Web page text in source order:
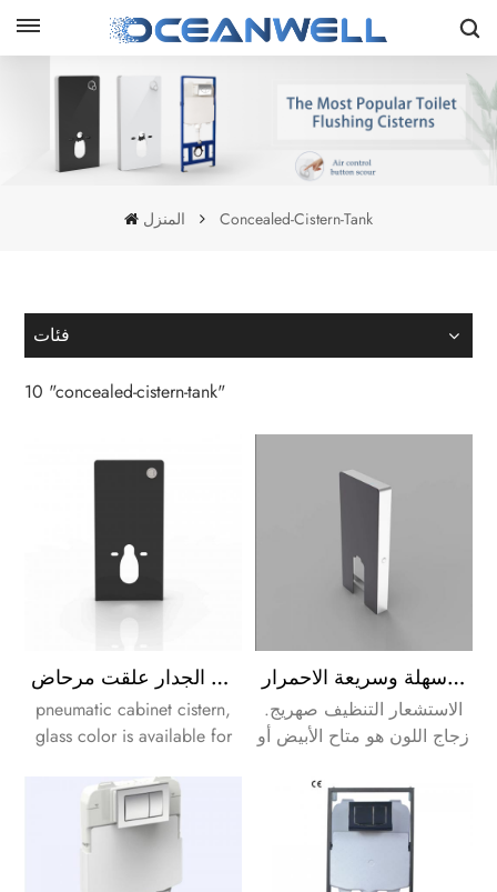
المنزل Concealed-Cistern-Tank
فئات
10 "concealed-cistern-tank"
وهو أدنى سعر ذكية تعمل بالهواء المضغوط الزجاج الأزياء مجلس الوزراء في مدينة اسطنبول على الجدار علقت مرحاض
pneumatic cabinet cistern,
glass color is available for
الأكثر شعبية الاستشعار التنظيف الزجاج صهريج على الجدار علقت سهلة وسريعة الاحمرار
الاستشعار التنظيف صهريج.
زجاج اللون هو متاح الأبيض أو